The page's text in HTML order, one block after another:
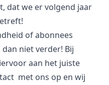
dat we er volgend jaar
of abonnees
niet verder! Bij
aan het juiste
met ons op en wij